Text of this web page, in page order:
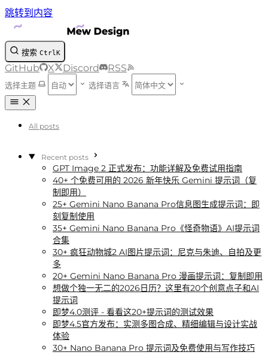
跳转到内容
搜索 CtrlK
GitHub X Discord RSS
选择主题 选择语言
All posts
Recent posts
GPT Image 2 正式发布：功能详解及免费试用指南
40+ 个免费可用的 2026 新年快乐 Gemini 提示词（复
制即用）
25+ Gemini Nano Banana Pro信息图生成提示词：即
刻复制使用
35+ Gemini Nano Banana Pro《怪奇物语》AI提示词
合集
30+ 疯狂动物城2 AI图片提示词：尼克与朱迪、自拍及更
多
20+ Gemini Nano Banana Pro 漫画提示词：复制即用
想做个独一无二的2026日历？这里有20个创意点子和AI
提示词
即梦4.0测评 - 看看这20+提示词的测试效果
即梦4.5官方发布：实测多图合成、精细编辑与设计实战
体验
30+ Nano Banana Pro 提示词及免费使用与写作技巧